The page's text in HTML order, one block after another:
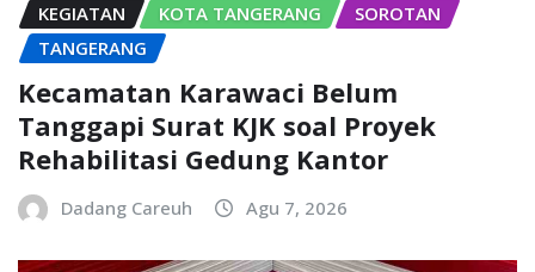
KEGIATAN
KOTA TANGERANG
SOROTAN
TANGERANG
Kecamatan Karawaci Belum
Tanggapi Surat KJK soal Proyek
Rehabilitasi Gedung Kantor
Dadang Careuh Agu 7, 2026